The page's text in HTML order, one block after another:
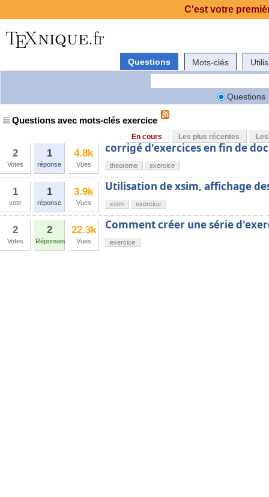
Questions Mots-clés
Questions
Questions avec mots-clés exercice
En cours Les plus récentes
2
Votes
1
réponse
4.8k
Vues
corrigé d'exercices en fin de
theoreme exercice
1
vote
1
réponse
3.9k
Vues
Utilisation de xsim, affichage
xsim exercice
2
Votes
2
Réponses
22.3k
Vues
Comment créer une série
exercice
C'est votre